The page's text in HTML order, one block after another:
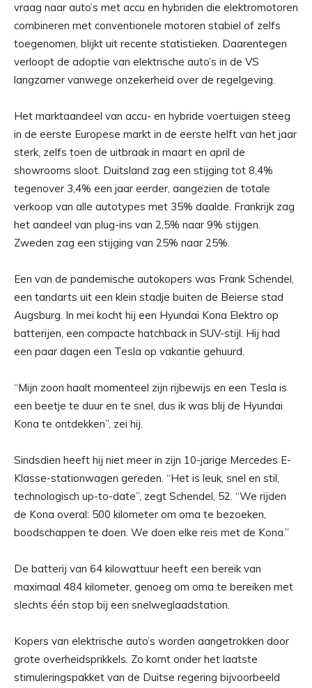
vraag naar auto’s met accu en hybriden die elektromotoren
combineren met conventionele motoren stabiel of zelfs
toegenomen, blijkt uit recente statistieken. Daarentegen
verloopt de adoptie van elektrische auto’s in de VS
langzamer vanwege onzekerheid over de regelgeving.
Het marktaandeel van accu- en hybride voertuigen steeg
in de eerste Europese markt in de eerste helft van het jaar
sterk, zelfs toen de uitbraak in maart en april de
showrooms sloot. Duitsland zag een stijging tot 8,4%
tegenover 3,4% een jaar eerder, aangezien de totale
verkoop van alle autotypes met 35% daalde. Frankrijk zag
het aandeel van plug-ins van 2,5% naar 9% stijgen.
Zweden zag een stijging van 25% naar 25%.
Een van de pandemische autokopers was Frank Schendel,
een tandarts uit een klein stadje buiten de Beierse stad
Augsburg. In mei kocht hij een Hyundai Kona Elektro op
batterijen, een compacte hatchback in SUV-stijl. Hij had
een paar dagen een Tesla op vakantie gehuurd.
“Mijn zoon haalt momenteel zijn rijbewijs en een Tesla is
een beetje te duur en te snel, dus ik was blij de Hyundai
Kona te ontdekken”, zei hij.
Sindsdien heeft hij niet meer in zijn 10-jarige Mercedes E-
Klasse-stationwagen gereden. “Het is leuk, snel en stil,
technologisch up-to-date”, zegt Schendel, 52. “We rijden
de Kona overal: 500 kilometer om oma te bezoeken,
boodschappen te doen. We doen elke reis met de Kona.”
De batterij van 64 kilowattuur heeft een bereik van
maximaal 484 kilometer, genoeg om oma te bereiken met
slechts één stop bij een snelweglaadstation.
Kopers van elektrische auto’s worden aangetrokken door
grote overheidsprikkels. Zo komt onder het laatste
stimuleringspakket van de Duitse regering bijvoorbeeld